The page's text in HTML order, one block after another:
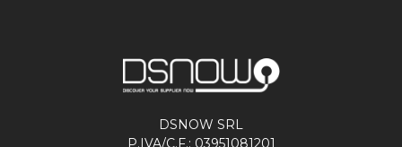
DSNOW SRL
P.IVA/C.F.: 03951081201